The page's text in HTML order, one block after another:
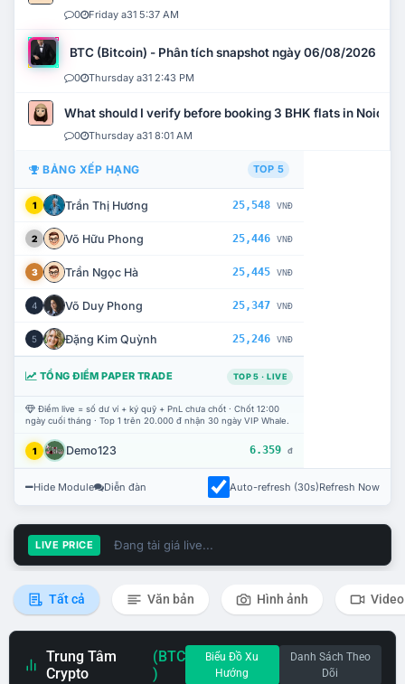
0 Friday a31 5:37 AM
BTC (Bitcoin) - Phân tích snapshot ngày 06/08/2026
0 Thursday a31 2:43 PM
What should I verify before booking 3 BHK flats in Noida?
0 Thursday a31 8:01 AM
BẢNG XẾP HẠNG TOP 5
1 Trần Thị Hương 25,548 VNĐ
2 Võ Hữu Phong 25,446 VNĐ
3 Trần Ngọc Hà 25,445 VNĐ
4 Võ Duy Phong 25,347 VNĐ
5 Đặng Kim Quỳnh 25,246 VNĐ
TỔNG ĐIỂM PAPER TRADE TOP 5 · LIVE
Điểm live = số dư ví + ký quỹ + PnL chưa chốt · Chốt 12:00
ngày cuối tháng · Top 1 trên 20.000 đ nhận 30 ngày VIP Whale.
1 Demo123 6.359 đ
Hide Module Diễn đàn Auto-refresh (30s)Refresh Now
LIVE PRICE Đang tải giá live...
Tất cả Văn bản Hình ảnh Video
Trung Tâm
Crypto
(BTC
)
Biểu Đồ Xu
Hướng
Danh Sách Theo
Dõi